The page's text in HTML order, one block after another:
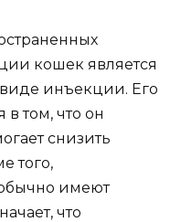
кошек является
инъекции. Его
том, что он
снизить
того,
имеют
что